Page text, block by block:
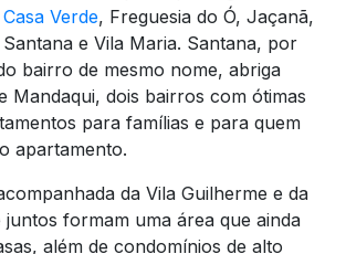
Casa Verde, Freguesia do Ó, Jaçanã,
e Vila Maria. Santana, por
bairro de mesmo nome, abriga
Mandaqui, dois bairros com ótimas
para famílias e para quem
apartamento.
da Vila Guilherme e da
juntos formam uma área que ainda
além de condomínios de alto